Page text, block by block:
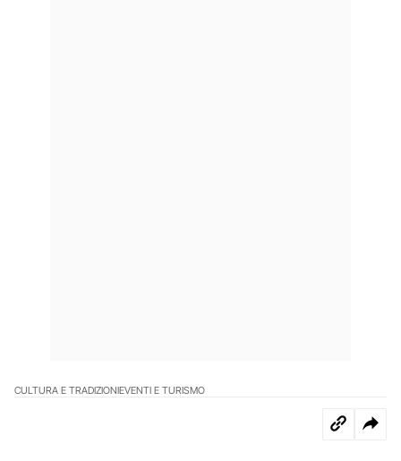
CULTURA E TRADIZIONIEVENTI E TURISMO